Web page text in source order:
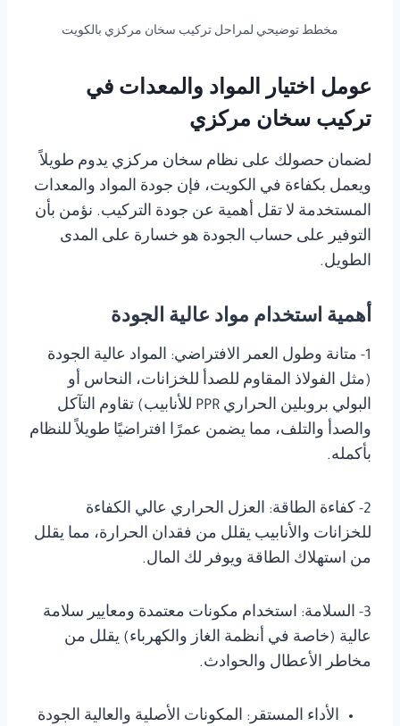
مخطط توضيحي لمراحل تركيب سخان مركزي بالكويت
عومل اختيار المواد والمعدات في
تركيب سخان مركزي
لضمان حصولك على نظام سخان مركزي يدوم طويلاً
ويعمل بكفاءة في الكويت، فإن جودة المواد والمعدات
المستخدمة لا تقل أهمية عن جودة التركيب. نؤمن بأن
التوفير على حساب الجودة هو خسارة على المدى
الطويل.
أهمية استخدام مواد عالية الجودة
1- متانة وطول العمر الافتراضي: المواد عالية الجودة
(مثل الفولاذ المقاوم للصدأ للخزانات، النحاس أو
البولي بروبلين الحراري PPR للأنابيب) تقاوم التآكل
والصدأ والتلف، مما يضمن عمرًا افتراضيًا طويلاً للنظام
بأكمله.
2- كفاءة الطاقة: العزل الحراري عالي الكفاءة
للخزانات والأنابيب يقلل من فقدان الحرارة، مما يقلل
من استهلاك الطاقة ويوفر لك المال.
3- السلامة: استخدام مكونات معتمدة ومعايير سلامة
عالية (خاصة في أنظمة الغاز والكهرباء) يقلل من
مخاطر الأعطال والحوادث.
الأداء المستقر: المكونات الأصلية والعالية الجودة